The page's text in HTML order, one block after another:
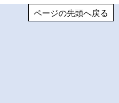
ページの先頭へ戻る